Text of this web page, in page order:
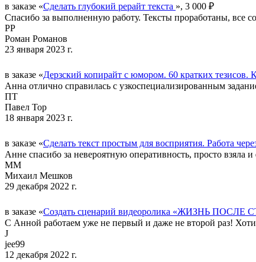
в заказе «Сделать глубокий рерайт текста », 3 000 ₽
Спасибо за выполненную работу. Тексты проработаны, все
РР
Роман Романов
23 января 2023 г.
в заказе «Дерзский копирайт с юмором. 60 кратких тезисов.
Анна отлично справилась с узкоспециализированным
ПТ
Павел Тор
18 января 2023 г.
в заказе «Сделать текст простым для восприятия. Работа
Анне спасибо за невероятную оперативность, просто взяла
ММ
Михаил Мешков
29 декабря 2022 г.
в заказе «Создать сценарий видеоролика «ЖИЗНЬ ПОСЛЕ
С Анной работаем уже не первый и даже не второй раз!
J
jee99
12 декабря 2022 г.